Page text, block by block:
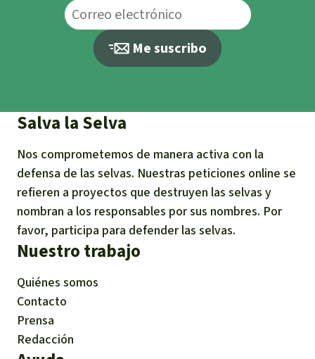
Me suscribo
Salva la Selva
Nos comprometemos de manera activa con la
defensa de las selvas. Nuestras peticiones online se
refieren a proyectos que destruyen las selvas y
nombran a los responsables por sus nombres. Por
favor, participa para defender las selvas.
Nuestro trabajo
Quiénes somos
Contacto
Prensa
Redacción